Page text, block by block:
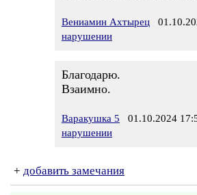
Вениамин Ахтырец
нарушении
Благодарю.
Взаимно.
Варакушка 5 01.10.2024
нарушении
+ добавить замечания